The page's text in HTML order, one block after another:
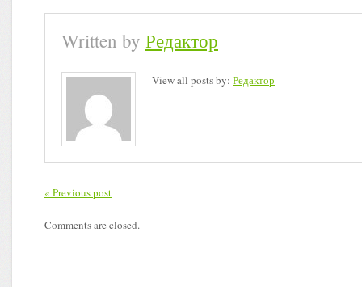
Written by Редактор
View all posts by: Редактор
« Previous post
Comments are closed.